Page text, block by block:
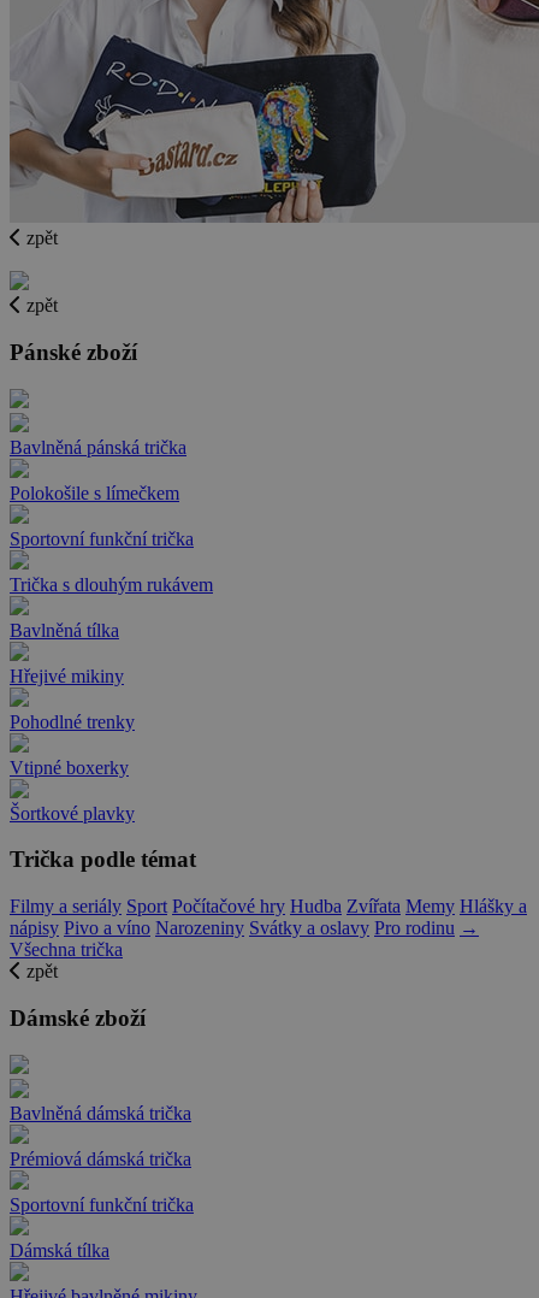
zpět
zpět
Pánské zboží
Bavlněná pánská trička
Polokošile s límečkem
Sportovní funkční trička
Trička s dlouhým rukávem
Bavlněná tílka
Hřejivé mikiny
Pohodlné trenky
Vtipné boxerky
Šortkové plavky
Trička podle témat
Filmy a seriály Sport Počítačové hry Hudba Zvířata Memy Hlášky a
nápisy Pivo a víno Narozeniny Svátky a oslavy Pro rodinu →
Všechna trička
zpět
Dámské zboží
Bavlněná dámská trička
Prémiová dámská trička
Sportovní funkční trička
Dámská tílka